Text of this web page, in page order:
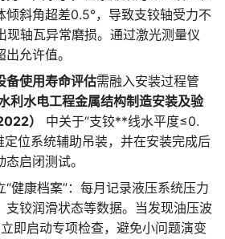
倾斜角超差0.5°，导致支铰轴受力不
现轴瓦异常磨损。通过激光测量仪
允许值。
备使用寿命评估需融入安装过程管
水利水电工程金属结构制造安装及验
）
中关于“支铰**线水平度≤0.
位系统辅助吊装，并在安装完成后
启闭测试。
健康档案”：每月记录液压系统压力
支铰润滑状态等数据。当发现油压波
即启动专项检查，避免小问题演变